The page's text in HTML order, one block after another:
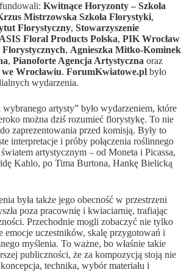
Kwitnące Horyzonty – Szkoła
Mistrzowska Szkoła Florystyki,
Florystyczny, Stowarzyszenie
Floral Products Polska, PIK Wrocław
, Agnieszka Mitko-Kominek
, Pianoforte Agencja Artystyczna oraz
Wrocławiu. ForumKwiatowe.pl było
wydarzenia.
artysty” było wydarzeniem, które
można dziś rozumieć florystykę. To nie
zaprezentowania przed komisją. Były to
interpretacje i próby połączenia roślinnego
artystycznym – od Moneta i Picassa,
Kahlo, po Tima Burtona, Hankę Bielicką
była także jego obecność w przestrzeni
poza pracownię i kwiaciarnię, trafiając
Przechodnie mogli zobaczyć nie tylko
emocje uczestników, skalę przygotowań i
myślenia. To ważne, bo właśnie takie
publiczności, że za kompozycją stoją nie
technika, wybór materiału i